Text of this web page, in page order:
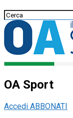
OA Sport
Accedi ABBONATI